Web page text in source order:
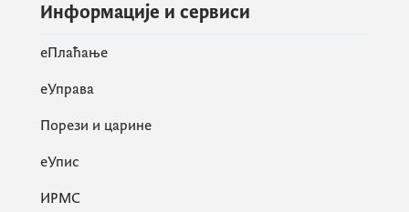
Информације и сервиси
eПлаћање
еУправа
Порези и царине
eУпис
ИРМС